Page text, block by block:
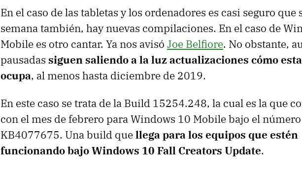
En el caso de las tabletas y los ordenadores es casi seguro que
semana también, hay nuevas compilaciones. En el caso de
Mobile es otro cantar. Ya nos avisó Joe Belfiore. No obstante,
pausadas siguen saliendo a la luz actualizaciones cómo
ocupa, al menos hasta diciembre de 2019.
En este caso se trata de la Build 15254.248, la cual es la que
con el mes de febrero para Windows 10 Mobile bajo el número
KB4077675. Una build quellega para los equipos que estén
funcionando bajo Windows 10 Fall Creators Update.